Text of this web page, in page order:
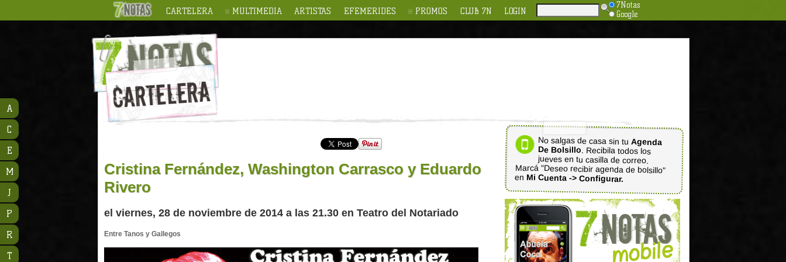
CARTELERA MULTIMEDIA ARTISTAS EFEMERIDES PROMOS CLUB 7N LOGIN
7Notas
Google
Cristina Fernández, Washington Carrasco y Eduardo
Rivero
el viernes, 28 de noviembre de 2014 a las 21.30 en Teatro del Notariado
Entre Tanos y Gallegos
No salgas de casa sin tu Agenda
De Bolsillo. Recibila todos los
jueves en tu casilla de correo.
Marcá "Deseo recibir agenda de bolsillo"
en Mi Cuenta -> Configurar.
A
C
E
M
J
P
R
T